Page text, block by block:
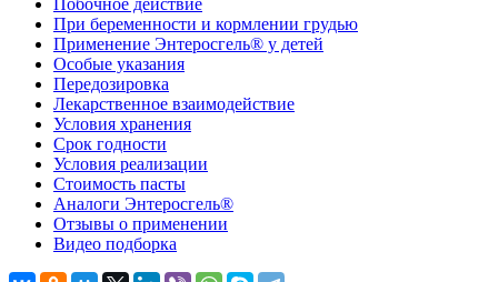
При беременности и кормлении грудью
Применение Энтеросгель® у детей
Особые указания
Передозировка
Лекарственное взаимодействие
Условия хранения
Срок годности
Условия реализации
Стоимость пасты
Аналоги Энтеросгель®
Отзывы о применении
Видео подборка